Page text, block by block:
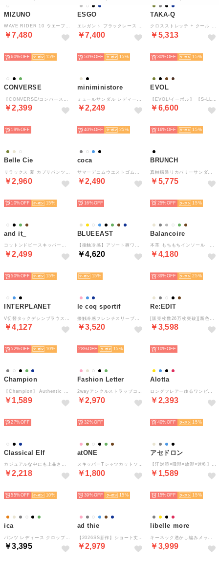
MIZUNO
WAVE RIDER 10 ウエーブ ライダー 10D1GA243114 （WHITE/BLACK/WINERED）
￥7,480
60%
15
ESGO
エレガント ブラックレース クリアヒールミュール （ブラック）
￥7,400
50%
15
TAKA-Q
クロスストレッチ + クール スリム パンツ ドビー （黒）
￥5,313
30%
15
CONVERSE
￥2,399
19%
miniministore
￥2,249
40%
25
EVOL
￥6,600
16%
15
Belle Cie
￥2,960
10%
15
coca
￥2,490
16%
BRUNCH
￥5,775
25%
15
and it_
コットンドビースキッパーワンピース シャツワンピース ワンピース レディース 春 半袖 ロング 綿100％ コットン100％ インド綿 ワンピ 透け感 夏 ブラ （61グリーン）
￥2,499
50%
15
BLUEEAST
【接触冷感】アソート柄ワンピース （ブラック系）
￥4,620
15
Balancoire
本革 もちもちインソール クロスベルトウェッジサンダル （ベージュ）
￥4,180
39%
25
INTERPLANET
￥4,127
52%
10
le coq sportif
￥3,520
28%
15
Re:EDIT
￥3,598
10%
Champion
￥1,589
27%
Fashion Letter
￥2,970
32%
Alotta
￥2,393
40%
15
Classical Elf
カジュアルな中にも上品さを。綿100% 袖山タックラグラン半袖Tシャツ （ホワイト）
￥2,218
55%
10
atONE
スキッパーTシャツカットソー （ホワイト）
￥1,800
39%
15
アセドロン
【汗対策×吸湿×放湿×速乾】汗取り付きタンクトップ （ノーブルベージュ）
￥1,589
15%
15
ica
￥3,395
ad thie
￥2,979
libelle more
￥3,999